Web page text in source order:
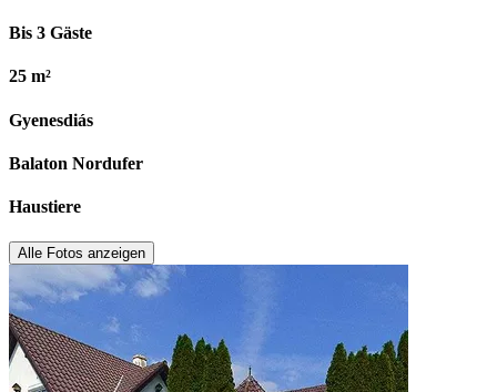
Bis 3 Gäste
25 m²
Gyenesdiás
Balaton Nordufer
Haustiere
Alle Fotos anzeigen